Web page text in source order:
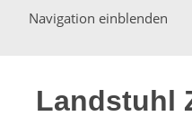
Navigation einblenden
Landstuhl